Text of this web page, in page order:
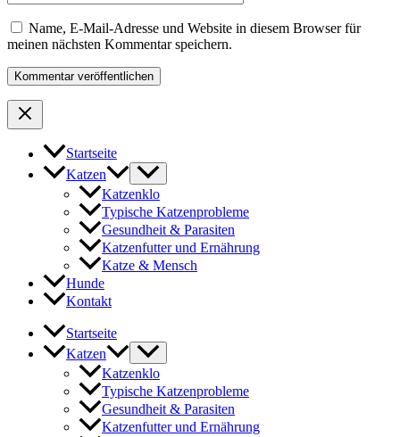
Name, E-Mail-Adresse und Website in diesem Browser für
meinen nächsten Kommentar speichern.
Startseite
Katzen
Katzenklo
Typische Katzenprobleme
Gesundheit & Parasiten
Katzenfutter und Ernährung
Katze & Mensch
Hunde
Kontakt
Startseite
Katzen
Katzenklo
Typische Katzenprobleme
Gesundheit & Parasiten
Katzenfutter und Ernährung